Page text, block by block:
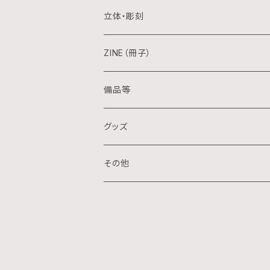
日本画
水彩画
クレパス画
水墨画
スプレー画
木版画
シルクスクリーン
リトグラフ
デジタル
ステンシル
立体・彫刻
陶芸
金属
石
木
ZINE（冊子）
備品等
グッズ
ポストカード
その他